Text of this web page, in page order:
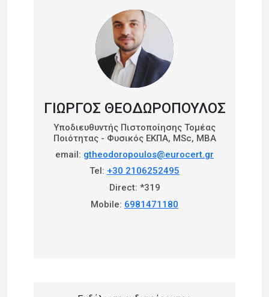
ΓΙΩΡΓΟΣ ΘΕΟΔΩΡΟΠΟΥΛΟΣ
Yποδιευθυντής Πιστοποίησης Τομέας
Ποιότητας - Φυσικός ΕΚΠΑ, MSc, MBA
email: gtheodoropoulos@eurocert.gr
Tel: +30 2106252495
Direct: *319
Mobile: 6981471180